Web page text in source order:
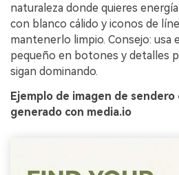
naturaleza donde quieres
con blanco cálido y iconos de
mantenerlo limpio. Consejo: usa
pequeño en botones y detalles
sigan dominando.
Ejemplo de imagen de
generado con media.io